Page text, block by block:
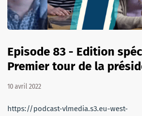
Episode 83 - Edition
Premier tour de la
10 avril 2022
https://podcast-vlmedia.s3.eu-west-